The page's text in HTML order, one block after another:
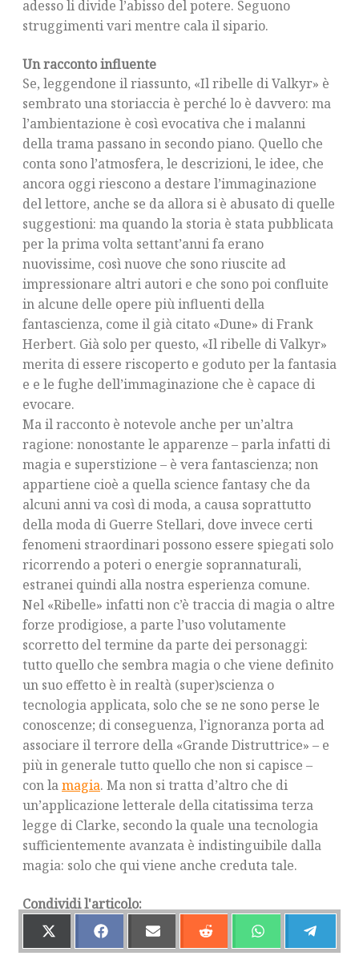
adesso li divide l’abisso del potere. Seguono
struggimenti vari mentre cala il sipario.
Un racconto influente
Se, leggendone il riassunto, «Il ribelle di Valkyr» è
sembrato una storiaccia è perché lo è davvero: ma
l’ambientazione è così evocativa che i malanni
della trama passano in secondo piano. Quello che
conta sono l’atmosfera, le descrizioni, le idee, che
ancora oggi riescono a destare l’immaginazione
del lettore, anche se da allora si è abusato di quelle
suggestioni: ma quando la storia è stata pubblicata
per la prima volta settant’anni fa erano
nuovissime, così nuove che sono riuscite ad
impressionare altri autori e che sono poi confluite
in alcune delle opere più influenti della
fantascienza, come il già citato «Dune» di Frank
Herbert. Già solo per questo, «Il ribelle di Valkyr»
merita di essere riscoperto e goduto per la fantasia
e e le fughe dell’immaginazione che è capace di
evocare.
Ma il racconto è notevole anche per un’altra
ragione: nonostante le apparenze – parla infatti di
magia e superstizione – è vera fantascienza; non
appartiene cioè a quella science fantasy che da
alcuni anni va così di moda, a causa soprattutto
della moda di Guerre Stellari, dove invece certi
fenomeni straordinari possono essere spiegati solo
ricorrendo a poteri o energie soprannaturali,
estranei quindi alla nostra esperienza comune.
Nel «Ribelle» infatti non c’è traccia di magia o altre
forze prodigiose, a parte l’uso volutamente
scorretto del termine da parte dei personaggi:
tutto quello che sembra magia o che viene definito
un suo effetto è in realtà (super)scienza o
tecnologia applicata, solo che se ne sono perse le
conoscenze; di conseguenza, l’ignoranza porta ad
associare il terrore della «Grande Distruttrice» – e
più in generale tutto quello che non si capisce –
con lamagia. Ma non si tratta d’altro che di
un’applicazione letterale della citatissima terza
legge di Clarke, secondo la quale una tecnologia
sufficientemente avanzata è indistinguibile dalla
magia: solo che qui viene anche creduta tale.
Condividi l'articolo:
S
H
A
S
H
A
S
H
A
S
H
A
S
H
A
S
H
A